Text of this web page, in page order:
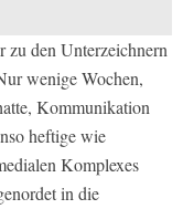
zu den Unterzeichnern
wenige Wochen,
Kommunikation
heftige wie
Komplexes
in die